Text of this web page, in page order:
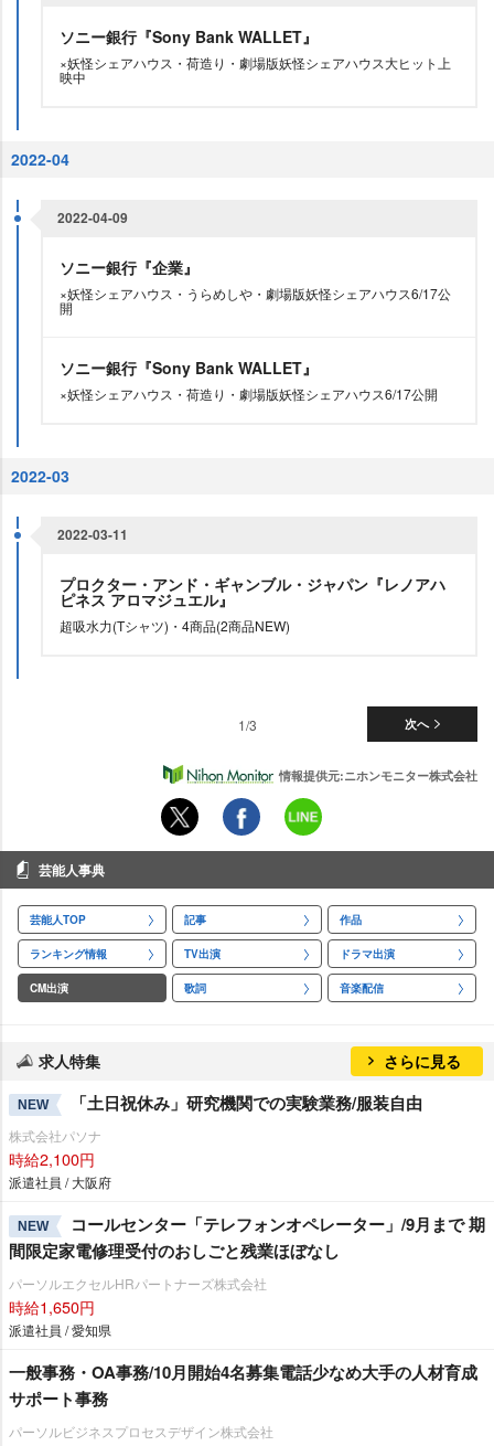
ソニー銀行『Sony Bank WALLET』
×妖怪シェアハウス・荷造り・劇場版妖怪シェアハウス大ヒット上
映中
2022-04
2022-04-09
ソニー銀行『企業』
×妖怪シェアハウス・うらめしや・劇場版妖怪シェアハウス6/17公
開
ソニー銀行『Sony Bank WALLET』
×妖怪シェアハウス・荷造り・劇場版妖怪シェアハウス6/17公開
2022-03
2022-03-11
プロクター・アンド・ギャンブル・ジャパン『レノアハ
ピネス アロマジュエル』
超吸水力(Tシャツ)・4商品(2商品NEW)
次へ
1/3
情報提供元:ニホンモニター株式会社
芸能人事典
芸能人TOP 記事 作品
ランキング情報 TV出演 ドラマ出演
CM出演 歌詞 音楽配信
求人特集 さらに見る
NEW 「土日祝休み」研究機関での実験業務/服装自由
株式会社パソナ
時給2,100円
派遣社員 / 大阪府
NEW
コールセンター「テレフォンオペレーター」/9月まで 期
間限定家電修理受付のおしごと残業ほぼなし
パーソルエクセルHRパートナーズ株式会社
時給1,650円
派遣社員 / 愛知県
一般事務・OA事務/10月開始4名募集電話少なめ大手の人材育成
サポート事務
パーソルビジネスプロセスデザイン株式会社